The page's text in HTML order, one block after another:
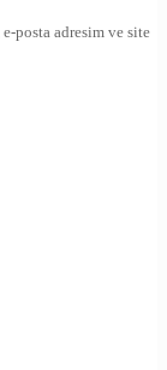
posta adresim ve site